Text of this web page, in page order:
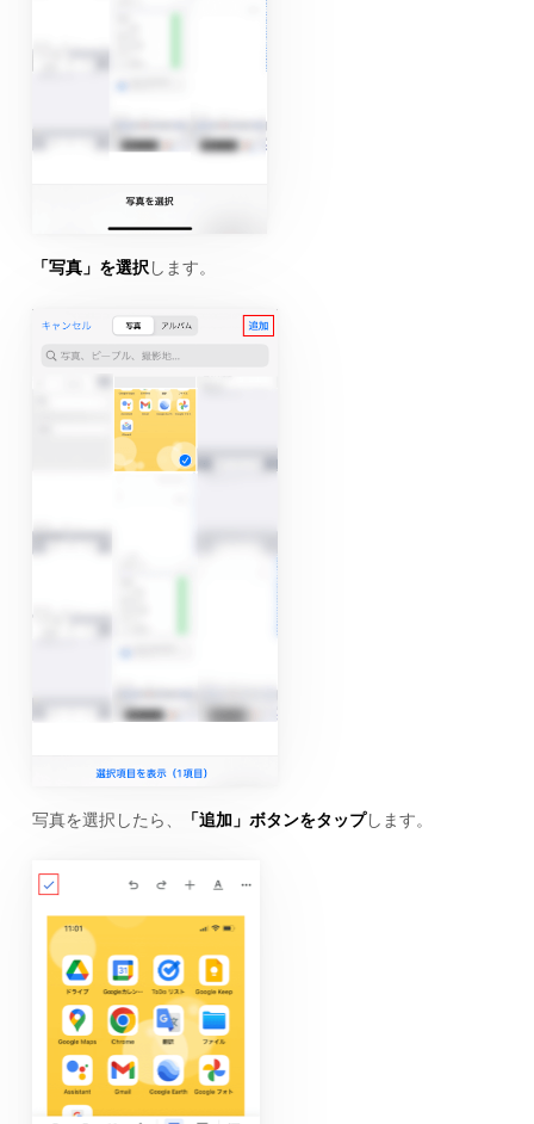
「写真」を選択 します。
写真を選択したら、 「追加」ボタンをタップします。